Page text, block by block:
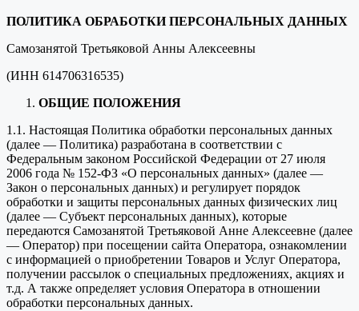
ПОЛИТИКА ОБРАБОТКИ ПЕРСОНАЛЬНЫХ ДАННЫХ
Самозанятой Третьяковой Анны Алексеевны
(ИНН 614706316535)
ОБЩИЕ ПОЛОЖЕНИЯ
1.1. Настоящая Политика обработки персональных данных
(далее — Политика) разработана в соответствии с
Федеральным законом Российской Федерации от 27 июля
2006 года № 152-ФЗ «О персональных данных» (далее —
Закон о персональных данных) и регулирует порядок
обработки и защиты персональных данных физических лиц
(далее — Субъект персональных данных), которые
передаются Самозанятой Третьяковой Анне Алексеевне (далее
— Оператор) при посещении сайта Оператора, ознакомлении
с информацией о приобретении Товаров и Услуг Оператора,
получении рассылок о специальных предложениях, акциях и
т.д. А также определяет условия Оператора в отношении
обработки персональных данных.